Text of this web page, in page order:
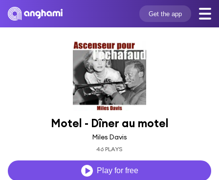
Get the app
Motel - Dîner au motel
Miles Davis
46 PLAYS
Play for free